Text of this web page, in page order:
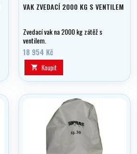
VAK ZVEDACÍ 2000 KG S VENTILEM
Zvedací vak na 2000 kg zátěž s
ventilem.
18 954 Kč
 Koupit